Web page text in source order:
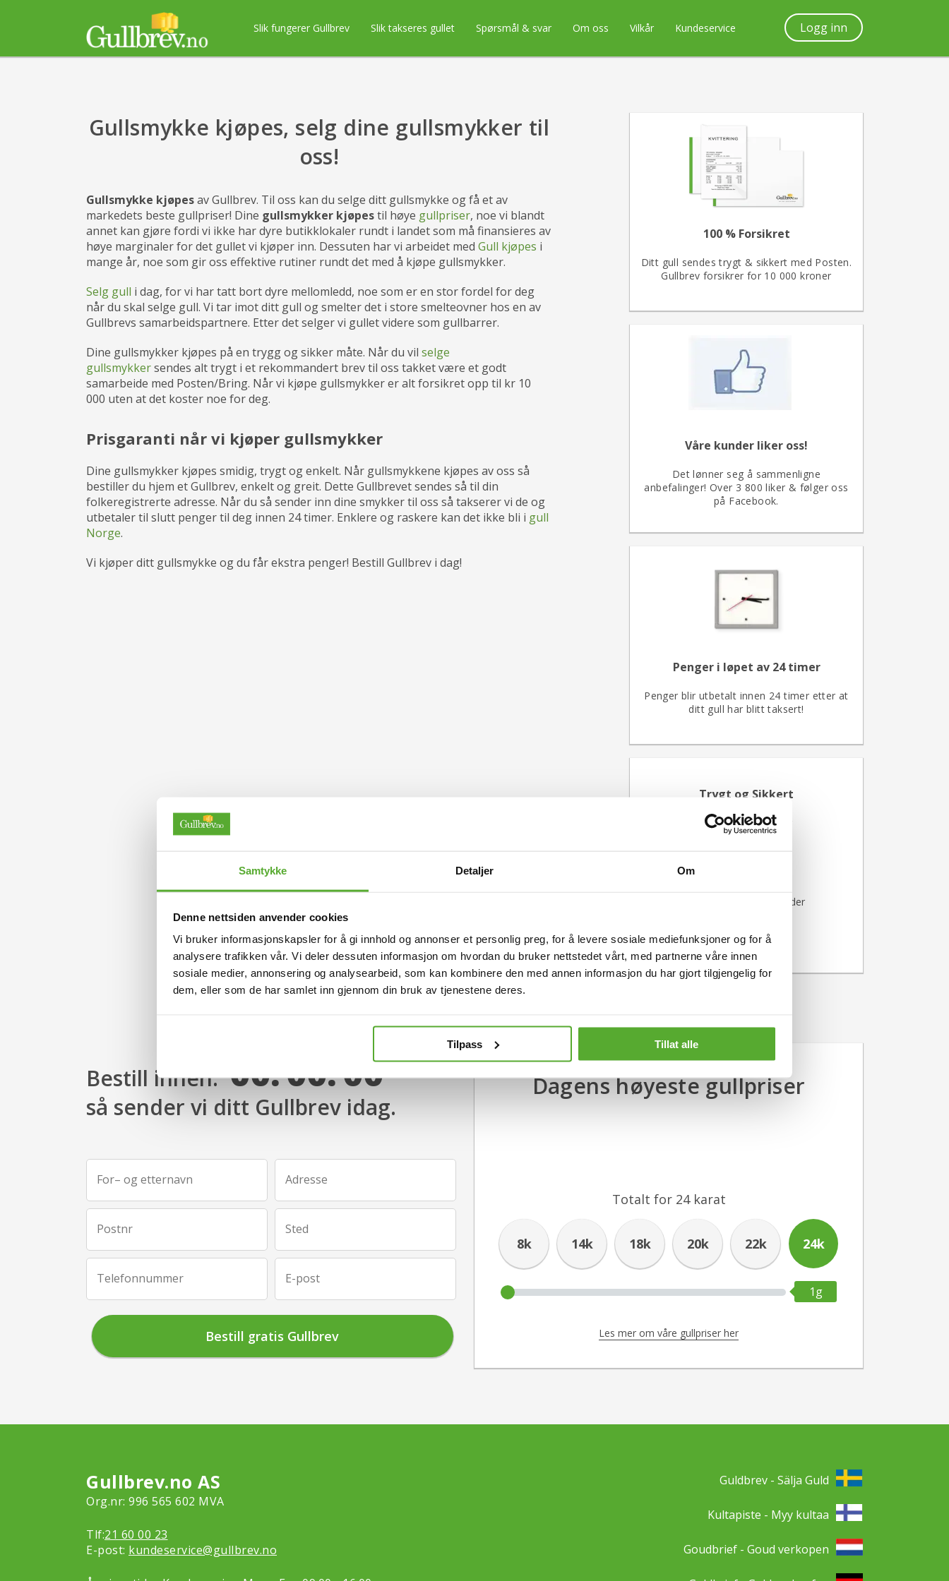
Samtykke Detaljer Om
Denne nettsiden anvender cookies
Vi bruker informasjonskapsler for å gi innhold og annonser et personlig preg, for å levere sosiale mediefunksjoner og for å
analysere trafikken vår. Vi deler dessuten informasjon om hvordan du bruker nettstedet vårt, med partnerne våre innen
sosiale medier, annonsering og analysearbeid, som kan kombinere den med annen informasjon du har gjort tilgjengelig for
dem, eller som de har samlet inn gjennom din bruk av tjenestene deres.
Tilpass Tillat alle
Slik fungerer Gullbrev Slik takseres gullet Spørsmål & svar Om oss Vilkår Kundeservice Logg inn
Gullsmykke kjøpes, selg dine gullsmykker til
oss!
Gullsmykke kjøpesav Gullbrev. Til oss kan du selge ditt gullsmykke og få et av
markedets beste gullpriser! Dine gullsmykker kjøpestil høye gullpriser, noe vi blandt
annet kan gjøre fordi vi ikke har dyre butikklokaler rundt i landet som må finansieres av
høye marginaler for det gullet vi kjøper inn. Dessuten har vi arbeidet med Gull kjøpes i
mange år, noe som gir oss effektive rutiner rundt det med å kjøpe gullsmykker.
Selg gull i dag, for vi har tatt bort dyre mellomledd, noe som er en stor fordel for deg
når du skal selge gull. Vi tar imot ditt gull og smelter det i store smelteovner hos en av
Gullbrevs samarbeidspartnere. Etter det selger vi gullet videre som gullbarrer.
Dine gullsmykker kjøpes på en trygg og sikker måte. Når du vil selge
gullsmykkersendes alt trygt i et rekommandert brev til oss takket være et godt
samarbeide med Posten/Bring. Når vi kjøpe gullsmykker er alt forsikret opp til kr 10
000 uten at det koster noe for deg.
Prisgaranti når vi kjøper gullsmykker
Dine gullsmykker kjøpes smidig, trygt og enkelt. Når gullsmykkene kjøpes av oss så
bestiller du hjem et Gullbrev, enkelt og greit. Dette Gullbrevet sendes så til din
folkeregistrerte adresse. Når du så sender inn dine smykker til oss så takserer vi de og
utbetaler til slutt penger til deg innen 24 timer. Enklere og raskere kan det ikke bli i gull
Norge.
Vi kjøper ditt gullsmykke og du får ekstra penger! Bestill Gullbrev i dag!
100 % Forsikret
Ditt gull sendes trygt & sikkert med Posten.
Gullbrev forsikrer for 10 000 kroner
Våre kunder liker oss!
Det lønner seg å sammenligne
anbefalinger! Over 3 800 liker & følger oss
på Facebook.
Penger i løpet av 24 timer
Penger blir utbetalt innen 24 timer etter at
ditt gull har blitt taksert!
Trygt og Sikkert
Forsikret for inntil 10 000 Kr
Over 100 000 fornøyde kunder
Betaling innen 24 timer
Bestill innen:00:00:00
så sender vi ditt Gullbrev idag.
For– og etternavn Adresse
Postnr Sted
Telefonnummer E-post
Dagens høyeste gullpriser
Totalt for 24karat
8k 14k 18k 20k 22k 24k
1g
Les mer om våre gullpriser her
Gullbrev.no AS
Org.nr: 996 565 602 MVA
Tlf:21 60 00 23
E-post: kundeservice@gullbrev.no
Guldbrev - Sälja Guld
Kultapiste - Myy kultaa
Goudbrief - Goud verkopen